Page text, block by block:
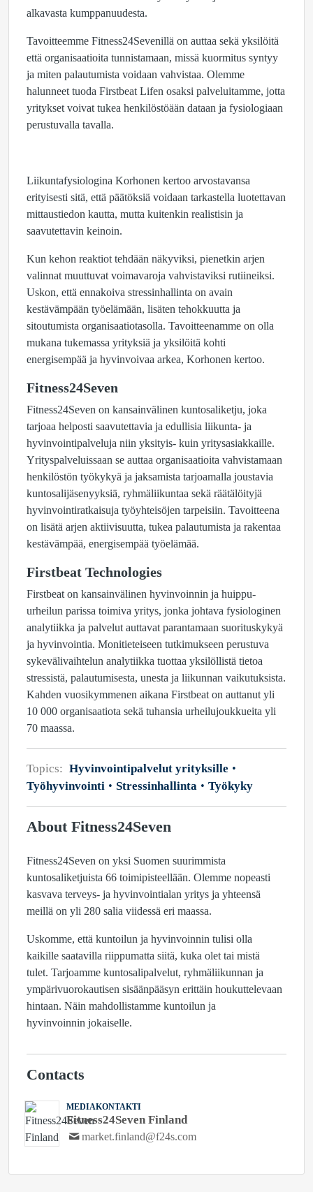
alkavasta kumppanuudesta.
Tavoitteemme Fitness24Sevenillä on auttaa sekä yksilöitä
että organisaatioita tunnistamaan, missä kuormitus syntyy
ja miten palautumista voidaan vahvistaa. Olemme
halunneet tuoda Firstbeat Lifen osaksi palveluitamme, jotta
yritykset voivat tukea henkilöstöään dataan ja fysiologiaan
perustuvalla tavalla.
Liikuntafysiologina Korhonen kertoo arvostavansa
erityisesti sitä, että päätöksiä voidaan tarkastella luotettavan
mittaustiedon kautta, mutta kuitenkin realistisin ja
saavutettavin keinoin.
Kun kehon reaktiot tehdään näkyviksi, pienetkin arjen
valinnat muuttuvat voimavaroja vahvistaviksi rutiineiksi.
Uskon, että ennakoiva stressinhallinta on avain
kestävämpään työelämään, lisäten tehokkuutta ja
sitoutumista organisaatiotasolla. Tavoitteenamme on olla
mukana tukemassa yrityksiä ja yksilöitä kohti
energisempää ja hyvinvoivaa arkea, Korhonen kertoo.
Fitness24Seven
Fitness24Seven on kansainvälinen kuntosaliketju, joka
tarjoaa helposti saavutettavia ja edullisia liikunta- ja
hyvinvointipalveluja niin yksityis- kuin yritysasiakkaille.
Yrityspalveluissaan se auttaa organisaatioita vahvistamaan
henkilöstön työkykyä ja jaksamista tarjoamalla joustavia
kuntosalijäsenyyksiä, ryhmäliikuntaa sekä räätälöityjä
hyvinvointiratkaisuja työyhteisöjen tarpeisiin. Tavoitteena
on lisätä arjen aktiivisuutta, tukea palautumista ja rakentaa
kestävämpää, energisempää työelämää.
Firstbeat Technologies
Firstbeat on kansainvälinen hyvinvoinnin ja huippu-
urheilun parissa toimiva yritys, jonka johtava fysiologinen
analytiikka ja palvelut auttavat parantamaan suorituskykyä
ja hyvinvointia. Monitieteiseen tutkimukseen perustuva
sykevälivaihtelun analytiikka tuottaa yksilöllistä tietoa
stressistä, palautumisesta, unesta ja liikunnan vaikutuksista.
Kahden vuosikymmenen aikana Firstbeat on auttanut yli
10 000 organisaatiota sekä tuhansia urheilujoukkueita yli
70 maassa.
Topics: Hyvinvointipalvelut yrityksille
Työhyvinvointi
Stressinhallinta Työkyky
About Fitness24Seven
Fitness24Seven on yksi Suomen suurimmista
kuntosaliketjuista 66 toimipisteellään. Olemme nopeasti
kasvava terveys- ja hyvinvointialan yritys ja yhteensä
meillä on yli 280 salia viidessä eri maassa.
Uskomme, että kuntoilun ja hyvinvoinnin tulisi olla
kaikille saatavilla riippumatta siitä, kuka olet tai mistä
tulet. Tarjoamme kuntosalipalvelut, ryhmäliikunnan ja
ympärivuorokautisen sisäänpääsyn erittäin houkuttelevaan
hintaan. Näin mahdollistamme kuntoilun ja
hyvinvoinnin jokaiselle.
Contacts
MEDIAKONTAKTI
Fitness24Seven Finland
market.finland@f24s.com